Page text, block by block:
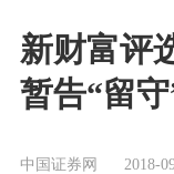
新财富评
暂告“留
中国证券网 2018-